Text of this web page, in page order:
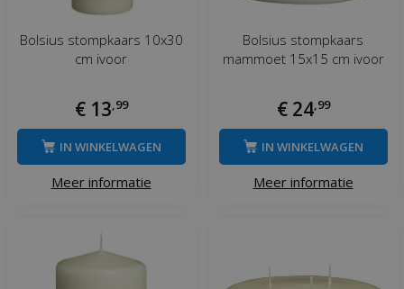
Bolsius stompkaars 10x30
cm ivoor
€ 13 99
Meer informatie
IN WINKELWAGEN
Bolsius stompkaars
mammoet 15x15 cm ivoor
€ 24 99
Meer informatie
IN WINKELWAGEN